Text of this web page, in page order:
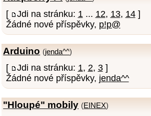
[ Jdi na stránku: 1... 12, 13, 14]
Žádné nové příspěvky, p!p@
Arduino (jenda^^)
[ Jdi na stránku: 1, 2, 3]
Žádné nové příspěvky, jenda^^
"Hloupé" mobily (EINEX)